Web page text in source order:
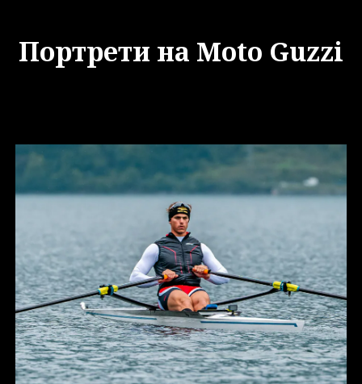
Портрети на Moto Guzzi